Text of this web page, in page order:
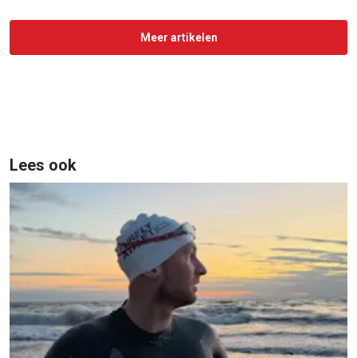
Meer artikelen
Lees ook